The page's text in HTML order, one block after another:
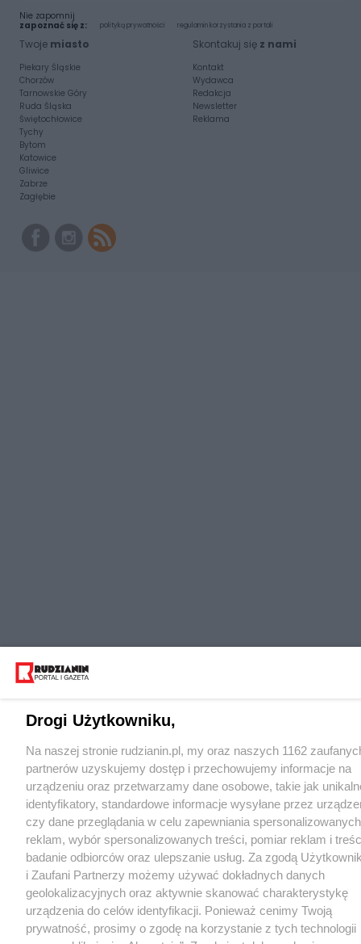
Nie zapomnij
zapoznać się z:
polityką prywatności regulamin korzystania z portali
Twoje miasto
Piekary Śląskie
Chorzów
Tarnowskie Góry
Ruda Śląska
Świętochłowice
Tychy
Bytom
Katowice
Gliwice
Zabrze
Zagłębie
Skontakuj się z nami
Kontakt
Wydawca
Redakcja
Newsletter
Reklama
Drogi Użytkowniku,
Na naszej stronie rudzianin.pl, my oraz naszych 1162
partnerów uzyskujemy dostęp i przechowujemy informacje na
urządzeniu oraz przetwarzamy dane osobowe, takie jak
identyfikatory, standardowe informacje wysyłane przez
czy dane przeglądania w celu zapewniania spersonalizowanych
reklam, wybór spersonalizowanych treści, pomiar reklam i
badanie odbiorców oraz ulepszanie usług. Za zgodą
i Zaufani Partnerzy możemy używać dokładnych danych
geolokalizacyjnych oraz aktywnie skanować charakterystykę
urządzenia do celów identyfikacji. Ponieważ cenimy Twoją
prywatność, prosimy o zgodę na korzystanie z tych technologii